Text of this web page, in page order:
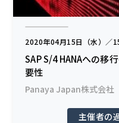
2020年04月15日（水）／
SAP S/4 HANAへの移
要性
Panaya Japan株式会社
主催者の